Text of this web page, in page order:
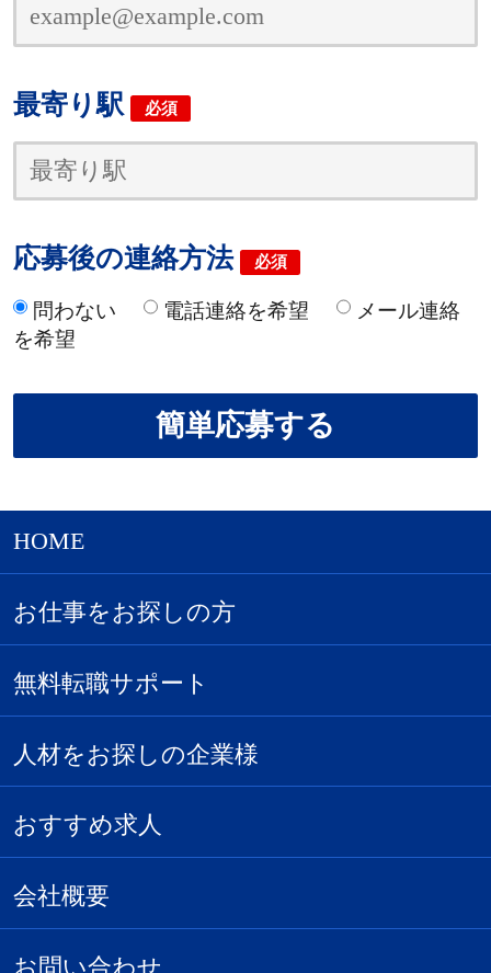
最寄り駅 必須
応募後の連絡方法 必須
問わない 電話連絡を希望
メール連絡
を希望
HOME
お仕事をお探しの方
無料転職サポート
人材をお探しの企業様
おすすめ求人
会社概要
お問い合わせ